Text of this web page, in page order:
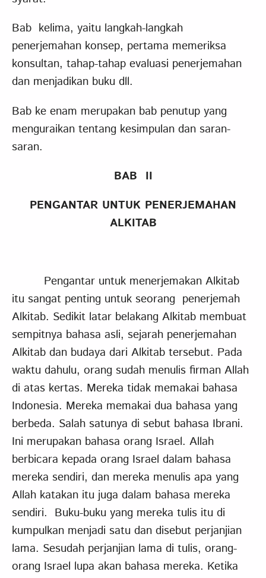
Bab kelima, yaitu langkah-langkah
penerjemahan konsep, pertama memeriksa
konsultan, tahap-tahap evaluasi penerjemahan
dan menjadikan buku dll.
Bab ke enam merupakan bab penutup yang
menguraikan tentang kesimpulan dan saran-
saran.
BAB II
PENGANTAR UNTUK PENERJEMAHAN
ALKITAB
Pengantar untuk menerjemakan Alkitab
itu sangat penting untuk seorang penerjemah
Alkitab. Sedikit latar belakang Alkitab membuat
sempitnya bahasa asli, sejarah penerjemahan
Alkitab dan budaya dari Alkitab tersebut. Pada
waktu dahulu, orang sudah menulis firman Allah
di atas kertas. Mereka tidak memakai bahasa
Indonesia. Mereka memakai dua bahasa yang
berbeda. Salah satunya di sebut bahasa Ibrani.
Ini merupakan bahasa orang Israel. Allah
berbicara kepada orang Israel dalam bahasa
mereka sendiri, dan mereka menulis apa yang
Allah katakan itu juga dalam bahasa mereka
sendiri. Buku-buku yang mereka tulis itu di
kumpulkan menjadi satu dan disebut perjanjian
lama. Sesudah perjanjian lama di tulis, orang-
orang Israel lupa akan bahasa mereka. Ketika